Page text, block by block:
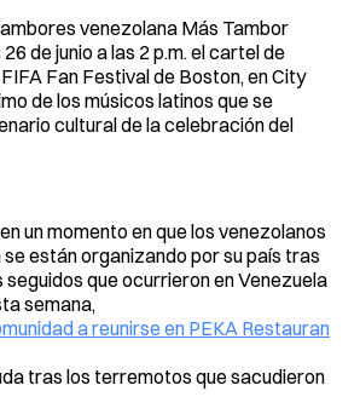
venezolana Más Tambor
de junio a las 2 p.m. el cartel de
Fan Festival de Boston, en City
de los músicos latinos que se
cultural de la celebración del
un momento en que los venezolanos
están organizando por su país tras
que ocurrieron en Venezuela
semana,
a reunirse en PEKA Restauran
tras los terremotos que sacudieron